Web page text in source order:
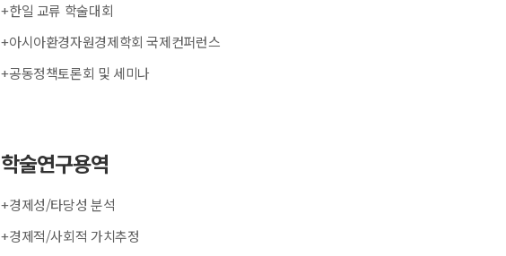
+한일 교류 학술대회
+아시아환경자원경제학회 국제컨퍼런스
+공동정책토론회 및 세미나
학술연구용역
+경제성/타당성 분석
+경제적/사회적 가치추정